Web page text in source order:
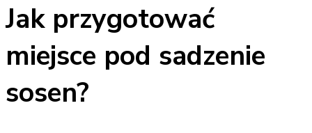
Jak przygotować
miejsce pod sadzenie
sosen?